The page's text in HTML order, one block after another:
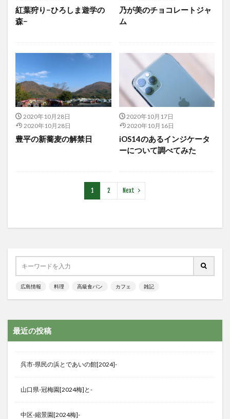
紅葉狩り−ひろしま遊学の
森−
乃が美のチョコレートジャ
ム
2020年10月28日
2020年10月28日
豊平の新蕎麦の解禁日
2020年10月17日
2020年10月16日
iOS14のあるインジケータ
ーについて調べてみた
1 2 Next
広島情報 料理 高級食パン カフェ 雑記
最近の投稿
呉市-県民の浜とであいの館[2024]-
山口県-冠梅園[2024梅]と-
中区-縮景園[2024梅]-